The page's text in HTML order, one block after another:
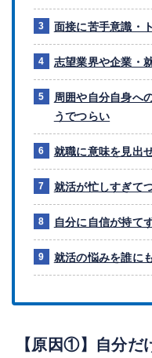
面接に苦手意識・
志望業界や企業・
周囲や自分自身へ
うでつらい
就職に意味を見出
就活が忙しすぎて
自分に自信が持て
就活の悩みを誰に
【原因①】自分だ